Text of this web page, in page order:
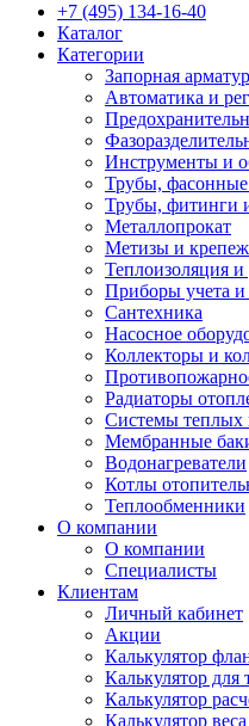
+7 (495) 134-16-40
Каталог
Категории
Запорная
Автоматика и
Инструменты и
Трубы, фасонные
Трубы, фитинги
Металлопрокат
Метизы и крепеж
Теплоизоляция
Приборы учета и
Сантехника
Насосное
Коллекторы и
Радиаторы
Системы теплых
Мембранные
Водонагреватели
Котлы
Теплообменники
О компании
О компании
Специалисты
Клиентам
Личный кабинет
Акции
Калькулятор
Калькулятор для
Калькулятор
Калькулятор